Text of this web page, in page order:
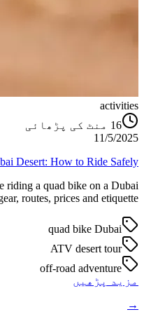
activities
16 منٹ کی پڑھائی
11/5/2025
Desert: How to Ride Safely
riding a quad bike on a Dubai
routes, prices and etiquette.
quad bike Dubai
ATV desert tour
off-road adventure
مزید پڑھیں
→